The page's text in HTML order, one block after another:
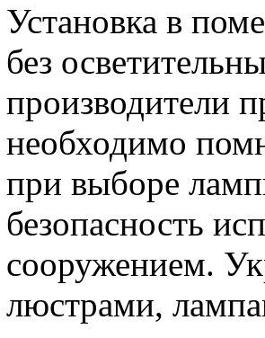
Установка в
без
производители
необходимо
при выборе
безопасность
сооружением.
люстрами,